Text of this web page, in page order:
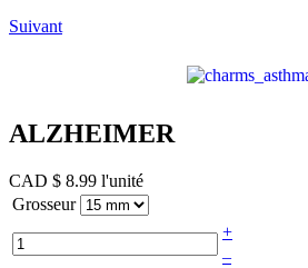
Suivant
ALZHEIMER
CAD $ 8.99 l'unité
Grosseur
+
–